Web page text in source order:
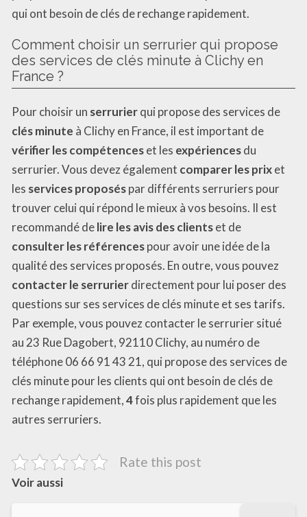
qui ont besoin de clés de rechange rapidement.
Comment choisir un serrurier qui propose
des services de clés minute à Clichy en
France ?
Pour choisir un serrurierqui propose des services de
clés minute à Clichy en France, il est important de
vérifier les compétenceset les expériencesdu
serrurier. Vous devez également comparer les prixet
les services proposéspar différents serruriers pour
trouver celui qui répond le mieux à vos besoins. Il est
recommandé delire les avis des clientset de
consulter les référencespour avoir une idée de la
qualité des services proposés. En outre, vous pouvez
contacter le serrurierdirectement pour lui poser des
questions sur ses services de clés minute et ses tarifs.
Par exemple, vous pouvez contacter le serrurier situé
au 23 Rue Dagobert, 92110 Clichy, au numéro de
téléphone 06 66 91 43 21, qui propose des services de
clés minute pour les clients qui ont besoin de clés de
rechange rapidement,4fois plus rapidement que les
autres serruriers.
Rate this post
Voir aussi